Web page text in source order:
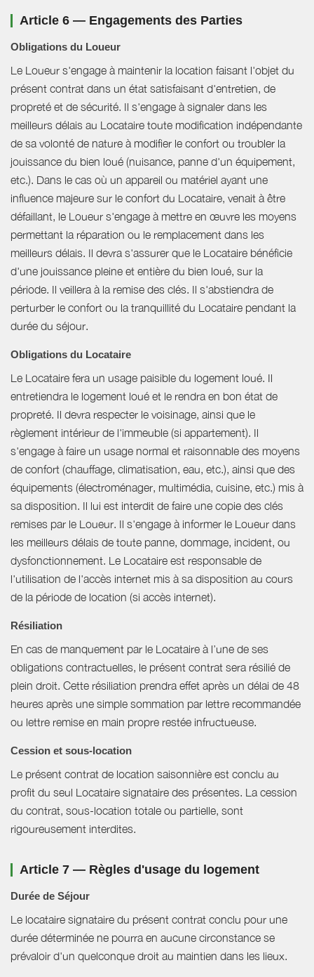
Article 6 — Engagements des Parties
Obligations du Loueur
Le Loueur s'engage à maintenir la location faisant l'objet du
présent contrat dans un état satisfaisant d'entretien, de
propreté et de sécurité. Il s'engage à signaler dans les
meilleurs délais au Locataire toute modification indépendante
de sa volonté de nature à modifier le confort ou troubler la
jouissance du bien loué (nuisance, panne d'un équipement,
etc.). Dans le cas où un appareil ou matériel ayant une
influence majeure sur le confort du Locataire, venait à être
défaillant, le Loueur s'engage à mettre en œuvre les moyens
permettant la réparation ou le remplacement dans les
meilleurs délais. Il devra s'assurer que le Locataire bénéficie
d'une jouissance pleine et entière du bien loué, sur la
période. Il veillera à la remise des clés. Il s'abstiendra de
perturber le confort ou la tranquillité du Locataire pendant la
durée du séjour.
Obligations du Locataire
Le Locataire fera un usage paisible du logement loué. Il
entretiendra le logement loué et le rendra en bon état de
propreté. Il devra respecter le voisinage, ainsi que le
règlement intérieur de l'immeuble (si appartement). Il
s'engage à faire un usage normal et raisonnable des moyens
de confort (chauffage, climatisation, eau, etc.), ainsi que des
équipements (électroménager, multimédia, cuisine, etc.) mis à
sa disposition. Il lui est interdit de faire une copie des clés
remises par le Loueur. Il s'engage à informer le Loueur dans
les meilleurs délais de toute panne, dommage, incident, ou
dysfonctionnement. Le Locataire est responsable de
l'utilisation de l'accès internet mis à sa disposition au cours
de la période de location (si accès internet).
Résiliation
En cas de manquement par le Locataire à l’une de ses
obligations contractuelles, le présent contrat sera résilié de
plein droit. Cette résiliation prendra effet après un délai de 48
heures après une simple sommation par lettre recommandée
ou lettre remise en main propre restée infructueuse.
Cession et sous-location
Le présent contrat de location saisonnière est conclu au
profit du seul Locataire signataire des présentes. La cession
du contrat, sous-location totale ou partielle, sont
rigoureusement interdites.
Article 7 — Règles d'usage du logement
Durée de Séjour
Le locataire signataire du présent contrat conclu pour une
durée déterminée ne pourra en aucune circonstance se
prévaloir d'un quelconque droit au maintien dans les lieux.